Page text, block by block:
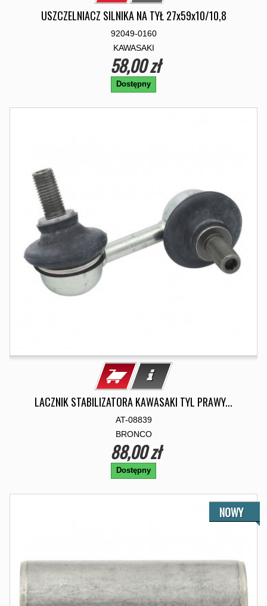
USZCZELNIACZ SILNIKA NA TYŁ 27x59x10/10,8
92049-0160
KAWASAKI
58,00 zł
Dostępny
LACZNIK STABILIZATORA KAWASAKI TYL PRAWY...
AT-08839
BRONCO
88,00 zł
Dostępny
NOWY